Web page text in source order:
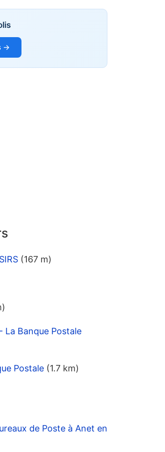
→
(167 m)
La Banque Postale
Postale (1.7 km)
de Poste à Anet en